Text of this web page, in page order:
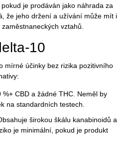
je prodáván jako náhrada za
že jeho držení a užívání může mít i
vztahů.
10
mírné účinky bez rizika pozitivního
%+ CBD a žádné THC. Neměl by
na standardních testech.
širokou škálu kanabinoidů a
je minimální, pokud je produkt